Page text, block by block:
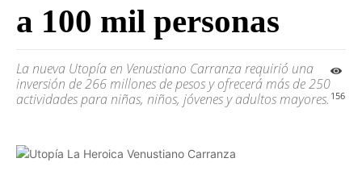
a 100 mil personas
La nueva Utopía en Venustiano Carranza requirió una
inversión de 266 millones de pesos y ofrecerá más de 250
actividades para niñas, niños, jóvenes y adultos mayores. 156